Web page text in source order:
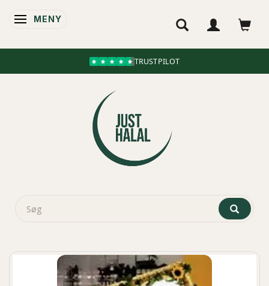
ÄNDRA NAVIGERING
MENY
TRUSTPILOT